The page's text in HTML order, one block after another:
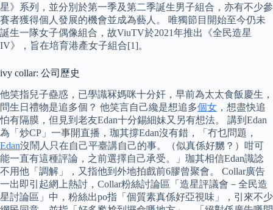
星》系列，並分別於第一季及第二季誕生男子組合，亦有不少參
賽者獲得個人發展的機會並成為藝人。 唯獨節目開始至今仍未
誕生一隊女子偶像組合，故ViuTV於2021年推出《全民造星
IV》，旨在培育港產女子組合[1]。
ivy collar: 公司歷史
他笑指兒子蠱惑，已學識冧媽咪十分奸，早前為太太食飯慶生，
問生日禮物是追多個？ 他笑言自己纔是想追多個女 ，想盡快追
怕有隔膜，但見到老友Edan十分錫細妹又另有想法。 講到Edan
為「炒CP」一事開直播，珈其撐Edan沒有錯，「冇乜問題，
Edan沒鬧人只在自己平臺講自己的事。（似真係好嬲？）咁可
能一直有這種評論，之前選擇自己承受。」珈其相信Edan識諗
不用他「調解」，又指他到外地拍戲前6膠曾聚會。 Collar廣告
一出即引起網上熱討，Collar粉絲討論區「造星評議會－全民造
星討論區」中，粉絲出po指「個質素真係好亞視味」，引來不少